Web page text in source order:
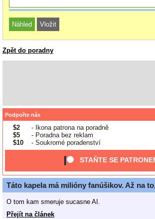
Zpět do poradny
Podpořte nás
$2
- Ikona patrona na poradně
$5
- Poradna bez reklam
$10
- Soukromé poradenství
STAŇTE SE
Táto kapela má milióny fanúšikov. Až na
O tom kam smeruje sucasne AI.
Přejít na článek